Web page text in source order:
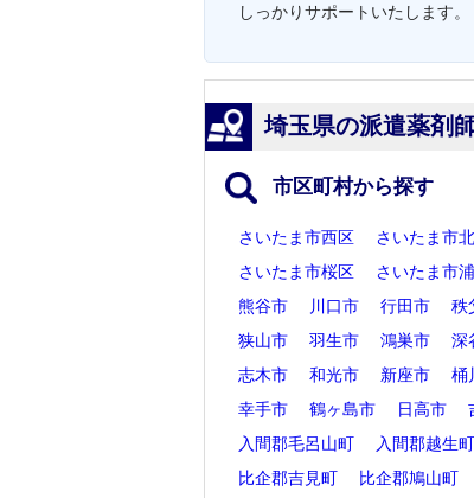
しっかりサポートいたします。
埼玉県の派遣薬剤
市区町村から探す
さいたま市西区 さいたま市
さいたま市桜区
さいたま市
熊谷市
川口市 行田市 秩
狭山市
羽生市 鴻巣市 深
志木市
和光市 新座市 桶
幸手市
鶴ヶ島市 日高市
入間郡毛呂山町
入間郡越生町
比企郡吉見町
比企郡鳩山町